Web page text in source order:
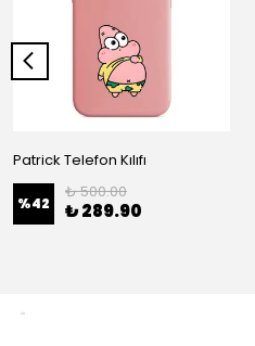
Patrick Telefon Kılıfı
%42
₺ 500.00
₺ 289.90